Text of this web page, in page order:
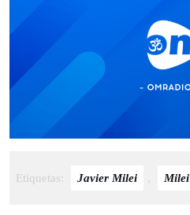
Etiquetas: Javier Milei , Milei